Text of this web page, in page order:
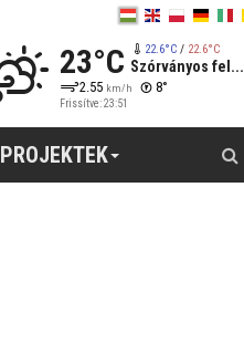
23°C 22.6°C/ 22.6°C
Szórványos fel...
2.55 km/h 8°
Frissítve: 23:51
PROJEKTEK